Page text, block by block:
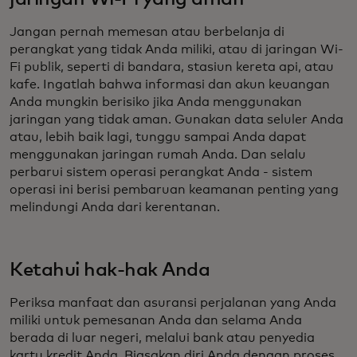
Jangan pernah memesan atau berbelanja di
perangkat yang tidak Anda miliki, atau di jaringan Wi-
Fi publik, seperti di bandara, stasiun kereta api, atau
kafe. Ingatlah bahwa informasi dan akun keuangan
Anda mungkin berisiko jika Anda menggunakan
jaringan yang tidak aman. Gunakan data seluler Anda
atau, lebih baik lagi, tunggu sampai Anda dapat
menggunakan jaringan rumah Anda. Dan selalu
perbarui sistem operasi perangkat Anda - sistem
operasi ini berisi pembaruan keamanan penting yang
melindungi Anda dari kerentanan.
Ketahui hak-hak Anda
Periksa manfaat dan asuransi perjalanan yang Anda
miliki untuk pemesanan Anda dan selama Anda
berada di luar negeri, melalui bank atau penyedia